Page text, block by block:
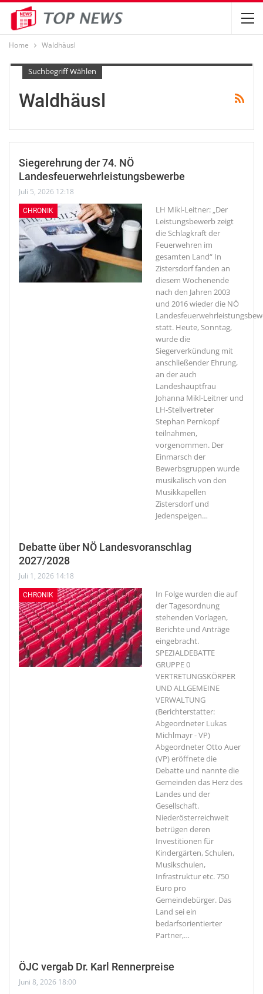
Home Waldhäusl
Suchbegriff Wählen
Waldhäusl
Siegerehrung der 74. NÖ
Landesfeuerwehrleistungsbewerbe
Juli 5, 2026 12:18
CHRONIK
LH Mikl-Leitner: „Der
Leistungsbewerb zeigt
die Schlagkraft der
Feuerwehren im
gesamten Land“ In
Zistersdorf fanden an
diesem Wochenende
nach den Jahren 2003
und 2016 wieder die NÖ
statt. Heute, Sonntag,
wurde die
Siegerverkündung mit
anschließender Ehrung,
an der auch
Landeshauptfrau
Johanna Mikl-Leitner und
LH-Stellvertreter
Stephan Pernkopf
teilnahmen,
vorgenommen. Der
Einmarsch der
Bewerbsgruppen wurde
musikalisch von den
Musikkapellen
Zistersdorf und
Jedenspeigen…
Debatte über NÖ Landesvoranschlag
2027/2028
Juli 1, 2026 14:18
CHRONIK
In Folge wurden die auf
der Tagesordnung
stehenden Vorlagen,
Berichte und Anträge
eingebracht.
SPEZIALDEBATTE
GRUPPE 0
VERTRETUNGSKÖRPER
UND ALLGEMEINE
VERWALTUNG
(Berichterstatter:
Abgeordneter Lukas
Michlmayr - VP)
Abgeordneter Otto Auer
(VP) eröffnete die
Debatte und nannte die
Gemeinden das Herz des
Landes und der
Gesellschaft.
Niederösterreichweit
betrügen deren
Investitionen für
Kindergärten, Schulen,
Musikschulen,
Infrastruktur etc. 750
Euro pro
Gemeindebürger. Das
Land sei ein
bedarfsorientierter
Partner,…
ÖJC vergab Dr. Karl Rennerpreise
Juni 8, 2026 18:00